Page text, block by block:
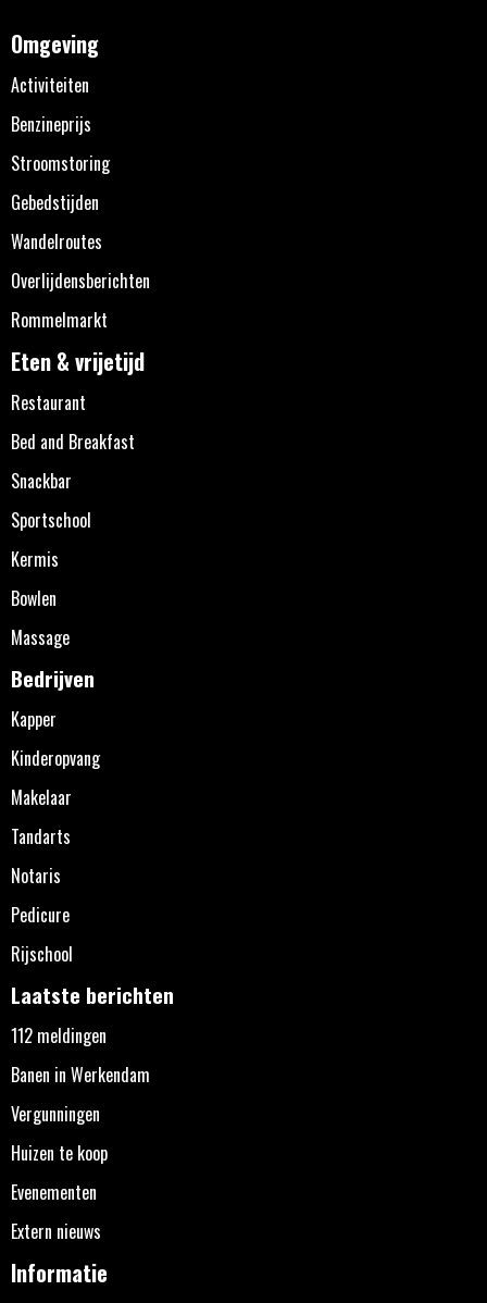
Omgeving
Activiteiten
Benzineprijs
Stroomstoring
Gebedstijden
Wandelroutes
Overlijdensberichten
Rommelmarkt
Eten & vrijetijd
Restaurant
Bed and Breakfast
Snackbar
Sportschool
Kermis
Bowlen
Massage
Bedrijven
Kapper
Kinderopvang
Makelaar
Tandarts
Notaris
Pedicure
Rijschool
Laatste berichten
112 meldingen
Banen in Werkendam
Vergunningen
Huizen te koop
Evenementen
Extern nieuws
Informatie